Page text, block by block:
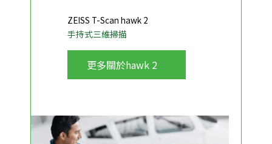
ZEISS T-Scan hawk 2
手持式三維掃描
更多關於hawk 2